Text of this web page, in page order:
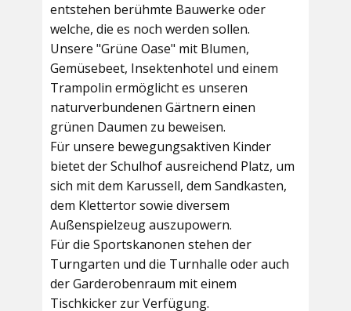
entstehen berühmte Bauwerke oder
welche, die es noch werden sollen.
Unsere "Grüne Oase" mit Blumen,
Gemüsebeet, Insektenhotel und einem
Trampolin ermöglicht es unseren
naturverbundenen Gärtnern einen
grünen Daumen zu beweisen.
Für unsere bewegungsaktiven Kinder
bietet derSchulhofausreichend Platz, um
sich mit dem Karussell, dem Sandkasten,
dem Klettertor sowie diversem
Außenspielzeug auszupowern.
Für die Sportskanonen stehen der
Turngarten und die Turnhalle oder auch
derGarderobenraum mit einem
Tischkicker zur Verfügung.